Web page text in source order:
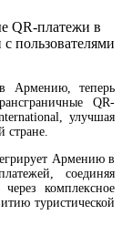
Армению, теперь
QR-
улучшая
стране.
Армению в
соединяя
комплексное
туристической